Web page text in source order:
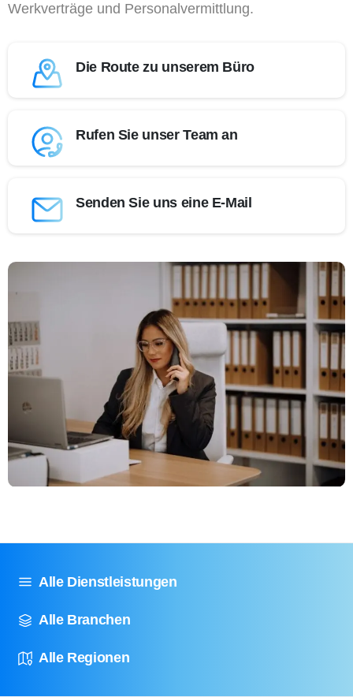
Werkverträge und Personalvermittlung.
Die Route zu unserem Büro
Rufen Sie unser Team an
Senden Sie uns eine E-Mail
Alle Dienstleistungen
Alle Branchen
Alle Regionen